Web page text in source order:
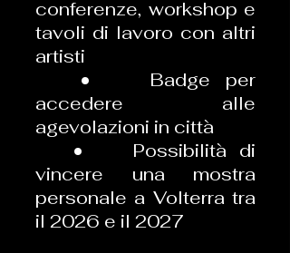
conferenze, workshop e
tavoli di lavoro con altri
artisti
• Badge per
accedere alle
agevolazioni in città
• Possibilità di
vincere una mostra
personale a Volterra tra
il 2026 e il 2027